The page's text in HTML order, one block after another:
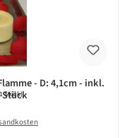
- D: 4,1cm - inkl.
Stück
Stück)